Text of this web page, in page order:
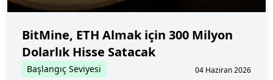
BitMine, ETH Almak için 300 Milyon
Dolarlık Hisse Satacak
Başlangıç Seviyesi 04 Haziran 2026